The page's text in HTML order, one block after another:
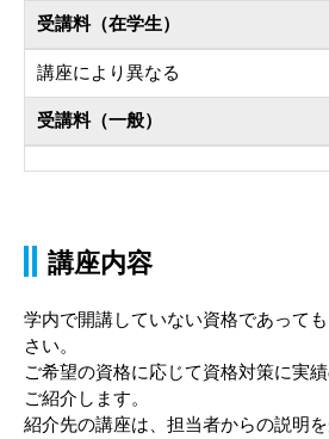
受講料（在学生）
講座により異なる
受講料（一般）
講座内容
学内で開講していない資格であって
さい。
ご希望の資格に応じて資格対策に実
ご紹介します。
紹介先の講座は、担当者からの説明